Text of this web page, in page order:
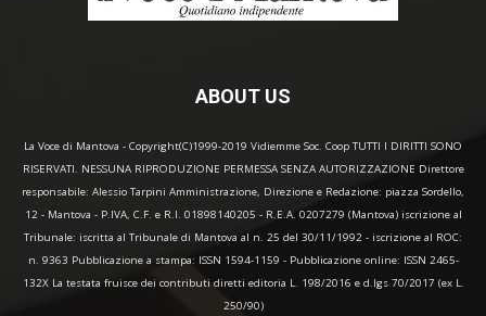
ABOUT US
La Voce di Mantova - Copyright(C)1999-2019 Vidiemme Soc. Coop TUTTI I DIRITTI SONO
RISERVATI. NESSUNA RIPRODUZIONE PERMESSA SENZA AUTORIZZAZIONE Direttore
responsabile: Alessio Tarpini Amministrazione, Direzione e Redazione: piazza Sordello,
12 - Mantova - P.IVA, C.F. e R.I. 01898140205 - R.E.A. 0207279 (Mantova) iscrizione al
Tribunale: iscritta al Tribunale di Mantova al n. 25 del 30/11/1992 - iscrizione al ROC:
n. 9363 Pubblicazione a stampa: ISSN 1594-1159 - Pubblicazione online: ISSN 2465-
132X La testata fruisce dei contributi diretti editoria L. 198/2016 e d.lgs 70/2017 (ex L.
250/90)